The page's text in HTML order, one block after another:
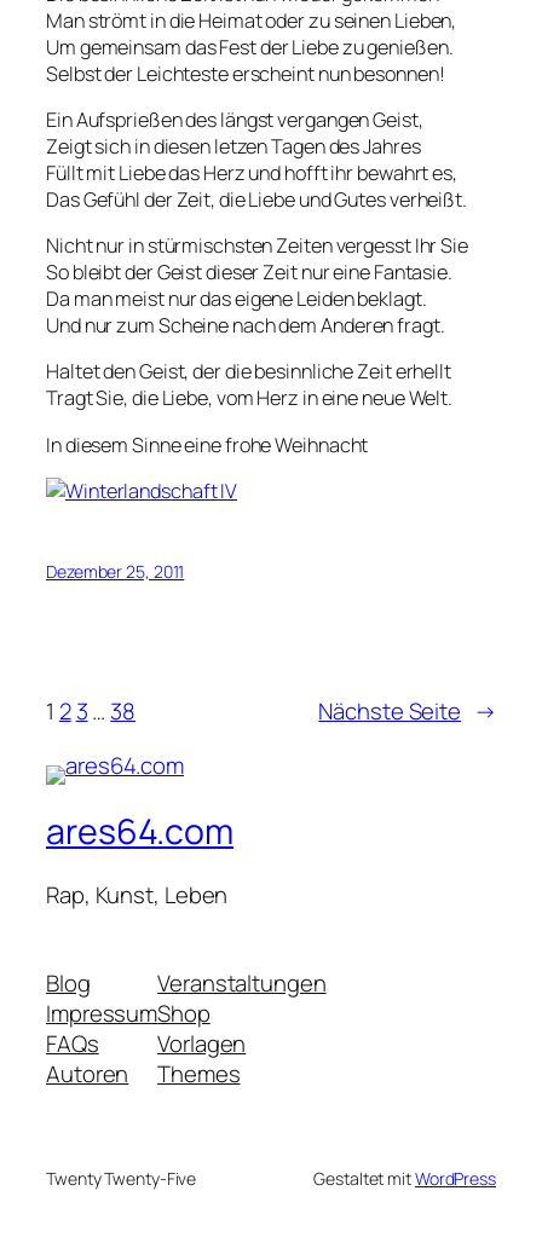
Man strömt in die Heimat oder zu seinen Lieben,
Um gemeinsam das Fest der Liebe zu genießen.
Selbst der Leichteste erscheint nun besonnen!
Ein Aufsprießen des längst vergangen Geist,
Zeigt sich in diesen letzen Tagen des Jahres
Füllt mit Liebe das Herz und hofft ihr bewahrt es,
Das Gefühl der Zeit, die Liebe und Gutes verheißt.
Nicht nur in stürmischsten Zeiten vergesst Ihr Sie
So bleibt der Geist dieser Zeit nur eine Fantasie.
Da man meist nur das eigene Leiden beklagt.
Und nur zum Scheine nach dem Anderen fragt.
Haltet den Geist, der die besinnliche Zeit erhellt
Tragt Sie, die Liebe, vom Herz in eine neue Welt.
In diesem Sinne eine frohe Weihnacht
Dezember 25, 2011
1 2 3… 38 Nächste Seite →
ares64.com
Rap, Kunst, Leben
Blog
Impressum
FAQs
Autoren
Veranstaltungen
Shop
Vorlagen
Themes
Twenty Twenty-Five Gestaltet mitWordPress